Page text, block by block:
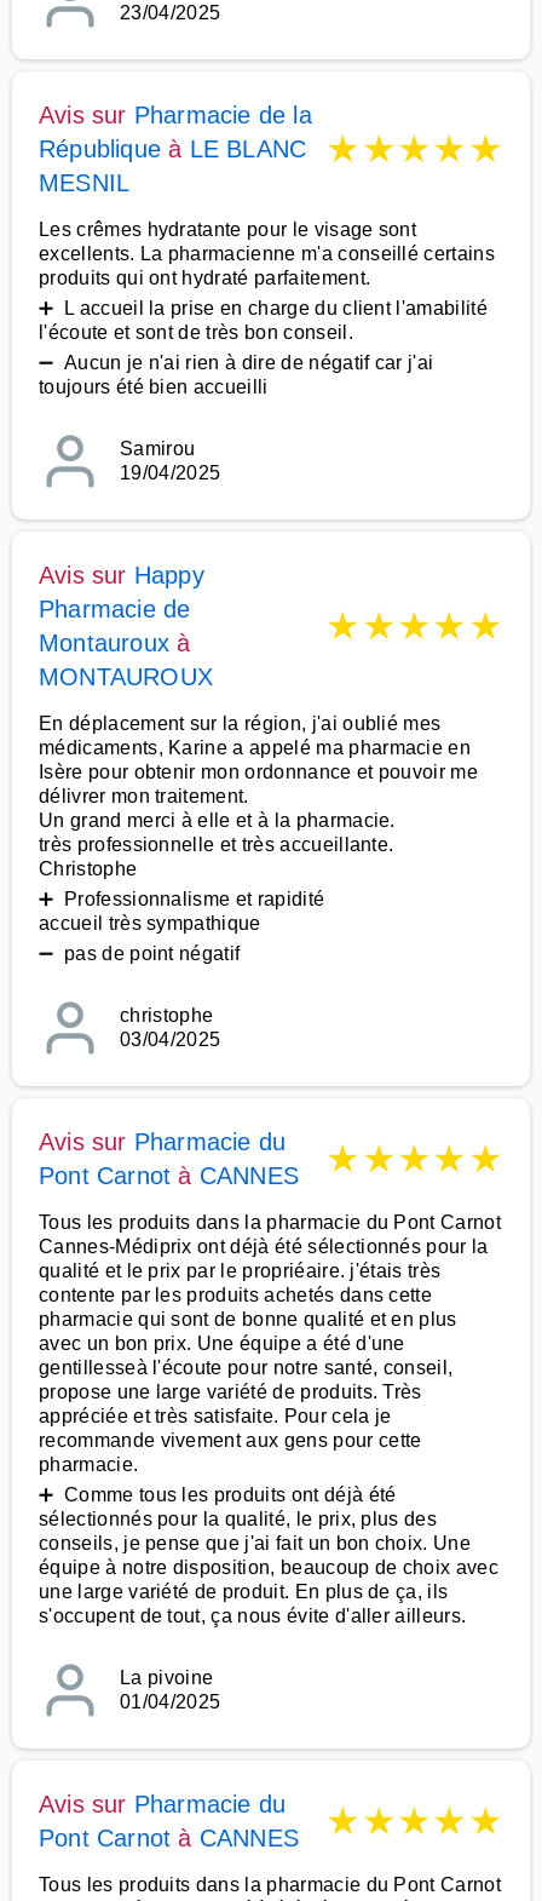
23/04/2025
Avis sur Pharmacie de la
République à LE BLANC
MESNIL
★★★★★
Les crêmes hydratante pour le visage sont
excellents. La pharmacienne m'a conseillé certains
produits qui ont hydraté parfaitement.
➕ L accueil la prise en charge du client l'amabilité
l'écoute et sont de très bon conseil.
➖ Aucun je n'ai rien à dire de négatif car j'ai
toujours été bien accueilli
Samirou
19/04/2025
Avis sur Happy
Pharmacie de
Montauroux à
MONTAUROUX
★★★★★
En déplacement sur la région, j'ai oublié mes
médicaments, Karine a appelé ma pharmacie en
Isère pour obtenir mon ordonnance et pouvoir me
délivrer mon traitement.
Un grand merci à elle et à la pharmacie.
très professionnelle et très accueillante.
Christophe
➕ Professionnalisme et rapidité
accueil très sympathique
➖ pas de point négatif
christophe
03/04/2025
Avis sur Pharmacie du
Pont Carnot à CANNES ★★★★★
Tous les produits dans la pharmacie du Pont Carnot
Cannes-Médiprix ont déjà été sélectionnés pour la
qualité et le prix par le propriéaire. j'étais très
contente par les produits achetés dans cette
pharmacie qui sont de bonne qualité et en plus
avec un bon prix. Une équipe a été d'une
gentillesseà l'écoute pour notre santé, conseil,
propose une large variété de produits. Très
appréciée et très satisfaite. Pour cela je
recommande vivement aux gens pour cette
pharmacie.
➕ Comme tous les produits ont déjà été
sélectionnés pour la qualité, le prix, plus des
conseils, je pense que j'ai fait un bon choix. Une
équipe à notre disposition, beaucoup de choix avec
une large variété de produit. En plus de ça, ils
s'occupent de tout, ça nous évite d'aller ailleurs.
La pivoine
01/04/2025
Avis sur Pharmacie du
Pont Carnot à CANNES ★★★★★
Tous les produits dans la pharmacie du Pont Carnot